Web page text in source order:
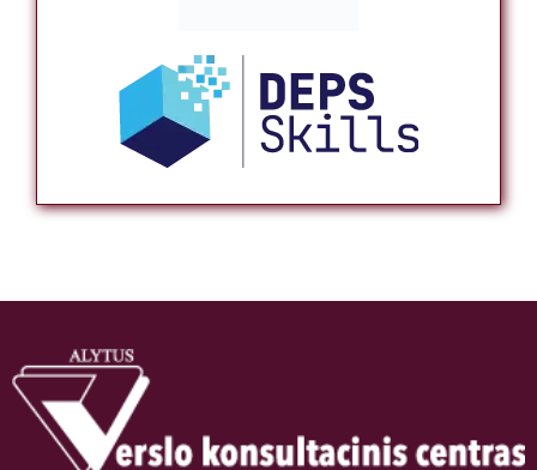
Alytaus verslo konsultacinis centras, įkurtas 1993 metais
– pirmasis verslo konsultacinis centras Lietuvoje,
teikiantis verslo vystymo paslaugas, steigiant visų